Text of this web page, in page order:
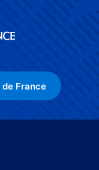
France